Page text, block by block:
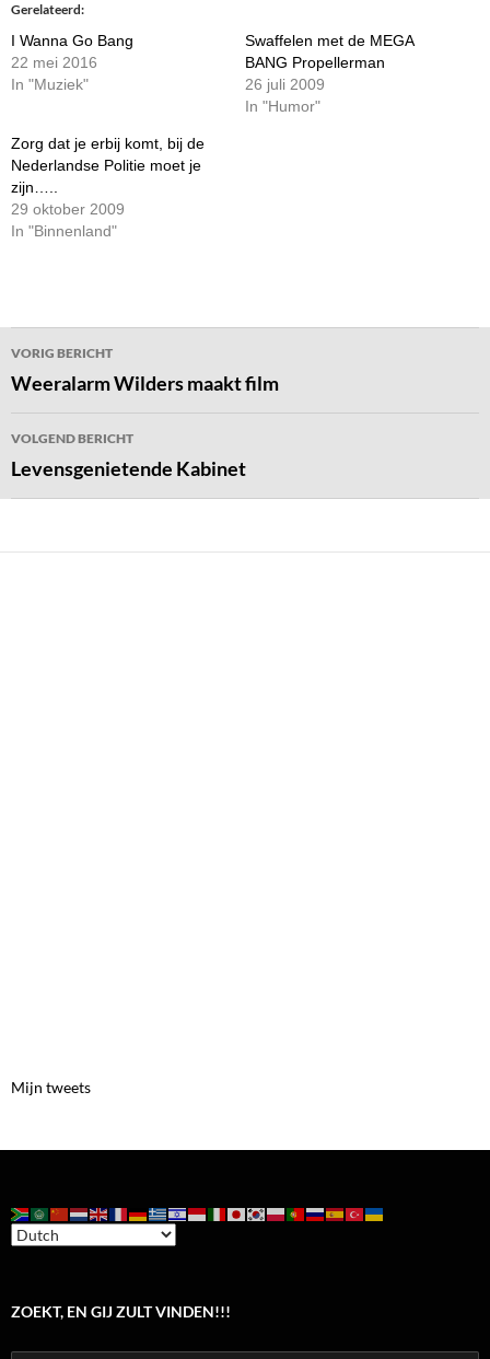
Gerelateerd
I Wanna Go Bang
22 mei 2016
In "Muziek"
Swaffelen met de MEGA
BANG Propellerman
26 juli 2009
In "Humor"
Zorg dat je erbij komt, bij de
Nederlandse Politie moet je
zijn…..
29 oktober 2009
In "Binnenland"
Bericht
navigatie
VORIG BERICHT
Weeralarm Wilders maakt film
VOLGEND BERICHT
Levensgenietende Kabinet
Mijn tweets
ZOEKT, EN GIJ ZULT VINDEN!!!